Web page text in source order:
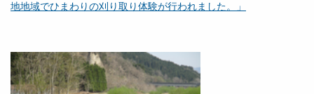
地地域でひまわりの刈り取り体験が行われました。」